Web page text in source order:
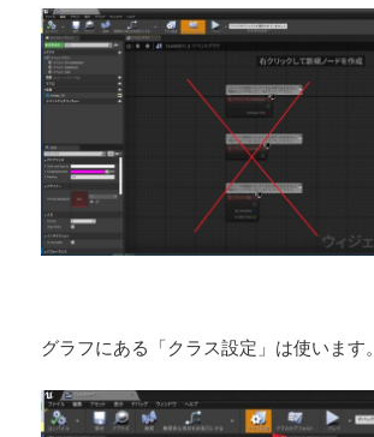
グラフにある「クラス設定」は使います。